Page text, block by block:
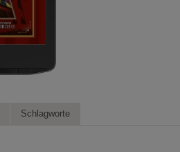
Schlagworte